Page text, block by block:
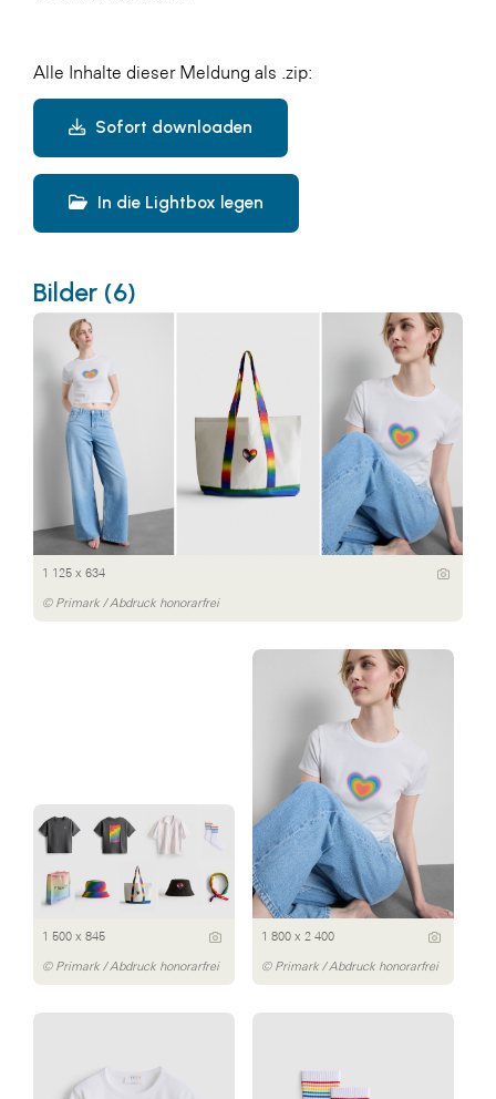
Alle Inhalte dieser Meldung als .zip:
Sofort downloaden
In die Lightbox legen
Bilder (6)
1 125 x 634
© Primark / Abdruck honorarfrei
1 500 x 845
© Primark / Abdruck honorarfrei
1 800 x 2 400
© Primark / Abdruck honorarfrei